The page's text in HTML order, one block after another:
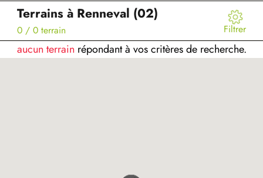
Terrains à Renneval (02)
0 / 0 terrain Filtrer
aucun terrain répondant à vos critères de recherche.